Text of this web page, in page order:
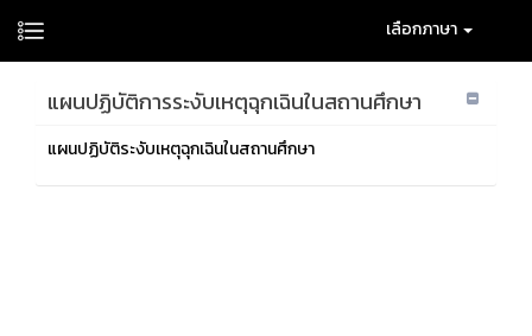
เลือกภาษา
แผนปฏิบัติการระงับเหตุฉุกเฉินในสถานศึกษา
แผนปฏิบัติระงับเหตุฉุกเฉินในสถานศึกษา